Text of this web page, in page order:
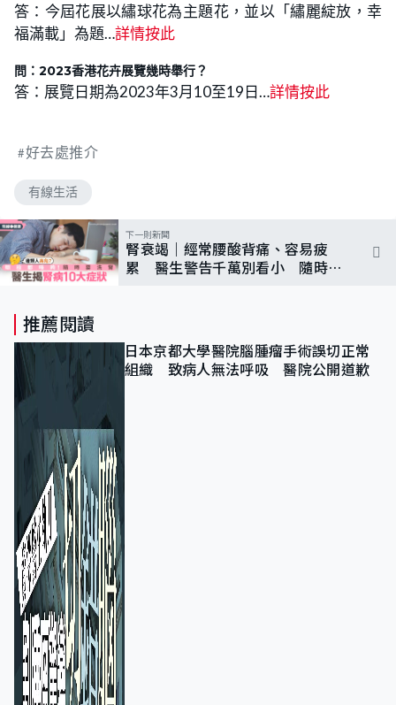
答：今屆花展以繡球花為主題花，並以「繡麗綻放，幸
福滿載」為題…詳情按此
問：2023香港花卉展覽幾時舉行？
答：展覽日期為2023年3月10至19日…詳情按此
好去處推介
有線生活
下一則新聞
腎衰竭｜經常腰酸背痛、容易疲
累 醫生警告千萬別看小 隨時要
推薦閱讀
日本京都大學醫院腦腫瘤手術誤切正常
組織 致病人無法呼吸 醫院公開道歉